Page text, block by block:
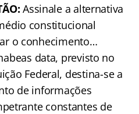
Assinale a alternativa
constitucional
o conhecimento…
data, previsto no
Federal, destina-se a
de informações
constantes de